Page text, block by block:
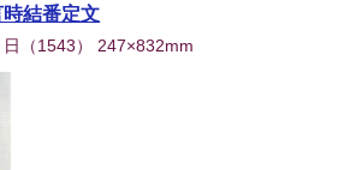
結番定文
（1543） 247×832mm